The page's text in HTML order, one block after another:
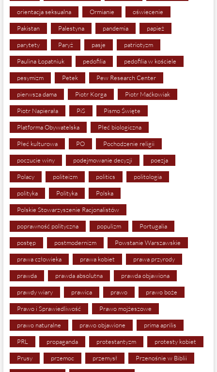
orientacja seksualna Ormianie oświecenie
Pakistan Palestyna pandemia papież
parytety Paryż pasje patriotyzm
Paulina Łopatniuk pedofilia pedofilia w kościele
pesymizm Petek Pew Research Center
pierwsza dama Piotr Korga Piotr Maćkowiak
Piotr Napierała PiS Pismo Święte
Platforma Obywatelska Płeć biologiczna
Płeć kulturowa PO Pochodzenie religii
poczucie winy podejmowanie decyzji poezja
Polacy politeizm politics politologia
polityka Polityka Polska
Polskie Stowarzyszenie Racjonalistów
poprawność polityczna populizm Portugalia
postęp postmodernizm Powstanie Warszawskie
prawa człowieka prawa kobiet prawa przyrody
prawda prawda absolutna prawda objawiona
prawdy wiary prawica prawo prawo boże
Prawo i Sprawiedliwość Prawo mojżeszowe
prawo naturalne prawo objawione prima aprilis
PRL propaganda protestantyzm protesty kobiet
Prusy przemoc przemysł Przenośnie w Biblii